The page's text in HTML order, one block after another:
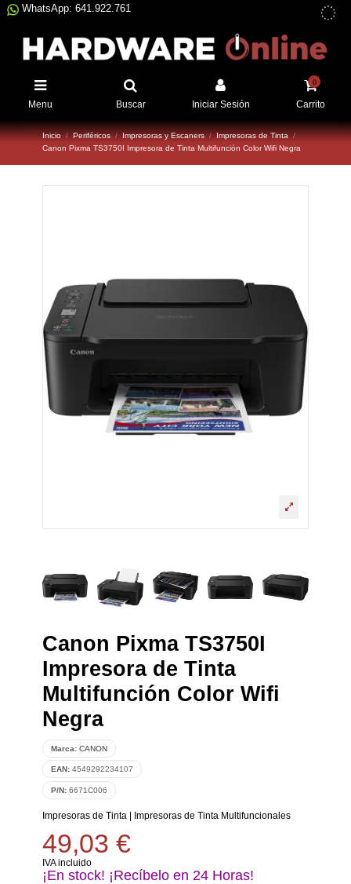
WhatsApp: 641.922.761
Menu Buscar Iniciar Sesión
0
Carrito
Inicio Periféricos Impresoras y Escaners
Impresoras de Tinta
Canon Pixma TS3750I Impresora de Tinta Multifunción Color Wifi Negra
Canon Pixma TS3750I
Impresora de Tinta
Multifunción Color Wifi
Negra
Marca: CANON
EAN: 4549292234107
P/N: 6671C006
Impresoras de Tinta| Impresoras de Tinta Multifuncionales
49,03 €
IVA incluido
¡En stock! ¡Recíbelo en 24 Horas!